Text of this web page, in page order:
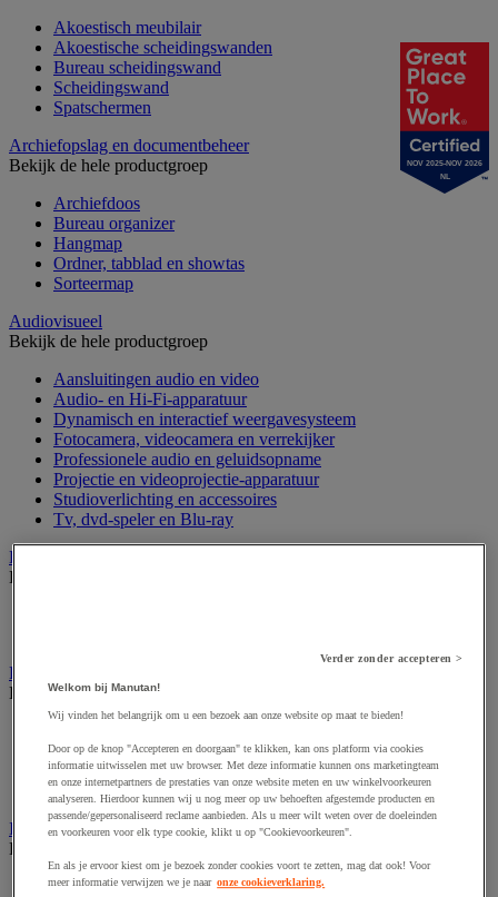
Akoestisch meubilair
Akoestische scheidingswanden
Bureau scheidingswand
Scheidingswand
Spatschermen
Archiefopslag en documentbeheer
Bekijk de hele productgroep
Archiefdoos
Bureau organizer
Hangmap
Ordner, tabblad en showtas
Sorteermap
Audiovisueel
Bekijk de hele productgroep
Aansluitingen audio en video
Audio- en Hi-Fi-apparatuur
Dynamisch en interactief weergavesysteem
Fotocamera, videocamera en verrekijker
Professionele audio en geluidsopname
Projectie en videoprojectie-apparatuur
Studioverlichting en accessoires
Tv, dvd-speler en Blu-ray
Bewegwijzering en aanduidingsborden
Bekijk de hele productgroep
Folderrek en -houder
Bekijk de hele productgroep
Mobiel folderrek
Tafel folderstandaard
Wandfolderhouder
Inname en beheer van geld
Bekijk de hele productgroep
Barcode scanner en accessoires
NOV 2025-NOV 2026
NL
Verder zonder accepteren >
Welkom bij Manutan!
Wij vinden het belangrijk om u een bezoek aan onze website op maat te bieden!
Door op de knop "Accepteren en doorgaan" te klikken, kan ons platform via cookies
informatie uitwisselen met uw browser. Met deze informatie kunnen ons marketingteam
en onze internetpartners de prestaties van onze website meten en uw winkelvoorkeuren
analyseren. Hierdoor kunnen wij u nog meer op uw behoeften afgestemde producten en
passende/gepersonaliseerd reclame aanbieden. Als u meer wilt weten over de doeleinden
en voorkeuren voor elk type cookie, klikt u op "Cookievoorkeuren".
En als je ervoor kiest om je bezoek zonder cookies voort te zetten, mag dat ook! Voor
meer informatie verwijzen we je naar onze cookieverklaring.